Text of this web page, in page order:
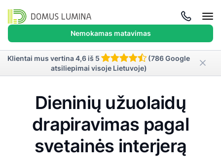
Nemokamas matavimas
Klientai mus vertina 4,6 iš 5
(786 Google
atsiliepimai visoje Lietuvoje)
Dieninių užuolaidų
drapiravimas pagal
svetainės interjerą